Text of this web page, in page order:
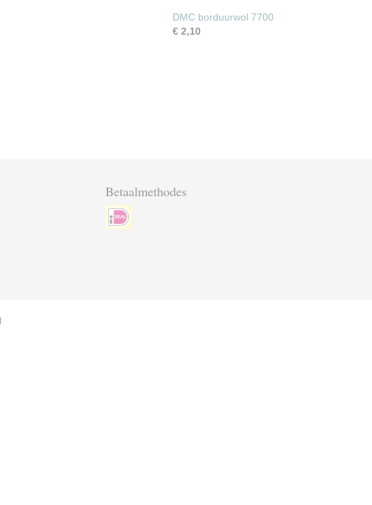
DMC borduurwol 7700
€ 2,10
Betaalmethodes